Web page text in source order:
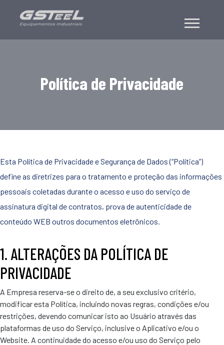
Política de Privacidade
Esta Política de Privacidade e Segurança de Dados (“Política”)
define as diretrizes para o tratamento e proteção das informações
pessoais coletadas durante o acesso e uso do serviço de
assinatura digital de contratos, prova de autenticidade de
conteúdo WEB outros documentos eletrônicos.
1. ALTERAÇÕES DA POLÍTICA DE
PRIVACIDADE
A Empresa reserva-se o direito de, a seu exclusivo critério,
modificar esta Política, incluindo novas regras, condições e/ou
restrições, devendo comunicar isto ao Usuário através das
plataformas de uso do Serviço, inclusive o Aplicativo e/ou o
Website. A continuidade do acesso e/ou uso do Serviço pelo